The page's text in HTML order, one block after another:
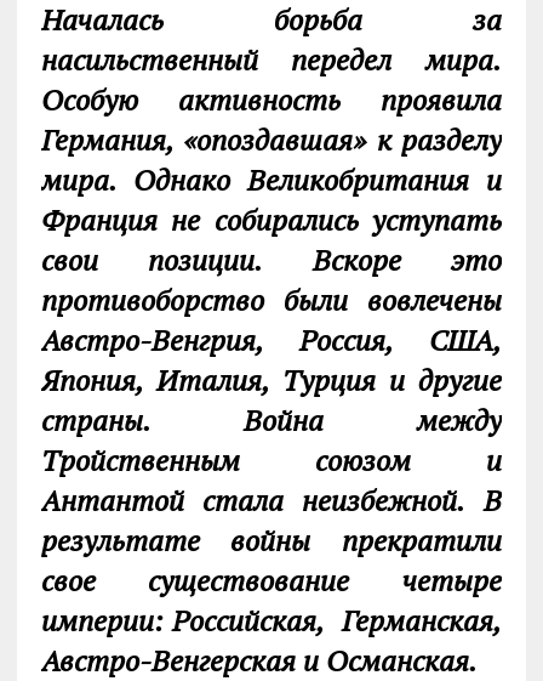
Началась борьба за
насильственный передел мира.
Особую активность проявила
Германия, «опоздавшая» к разделу
мира. Однако Великобритания и
Франция не собирались уступать
свои позиции. Вскоре это
противоборство были вовлечены
Австро-Венгрия, Россия, США,
Япония, Италия, Турция и другие
страны. Война между
Тройственным союзом и
Антантой стала неизбежной. В
результате войны прекратили
свое существование четыре
империи: Российская, Германская,
Австро-Венгерская и Османская.